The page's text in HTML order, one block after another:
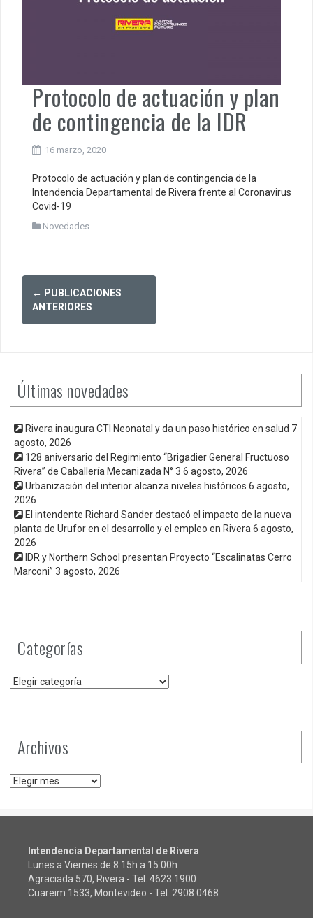
Protocolo de actuación y plan
de contingencia de la IDR
16 marzo, 2020
Protocolo de actuación y plan de contingencia de la
Intendencia Departamental de Rivera frente al Coronavirus
Covid-19
Novedades
Posts
navigation
← PUBLICACIONES
ANTERIORES
Últimas novedades
Rivera inaugura CTI Neonatal y da un paso histórico en salud 7
agosto, 2026
128 aniversario del Regimiento “Brigadier General Fructuoso
Rivera” de Caballería Mecanizada N° 3 6 agosto, 2026
Urbanización del interior alcanza niveles históricos 6 agosto,
2026
El intendente Richard Sander destacó el impacto de la nueva
planta de Urufor en el desarrollo y el empleo en Rivera 6 agosto,
2026
IDR y Northern School presentan Proyecto “Escalinatas Cerro
Marconi” 3 agosto, 2026
Categorías
Categorías
Archivos
Archivos
Intendencia Departamental de Rivera
Lunes a Viernes de 8:15h a 15:00h
Agraciada 570, Rivera - Tel. 4623 1900
Cuareim 1533, Montevideo - Tel. 2908 0468